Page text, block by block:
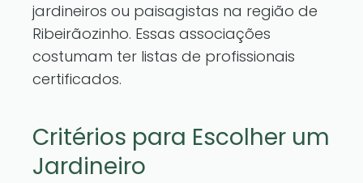
jardineiros ou paisagistas na região de
Ribeirãozinho. Essas associações
costumam ter listas de profissionais
certificados.
Critérios para Escolher um
Jardineiro